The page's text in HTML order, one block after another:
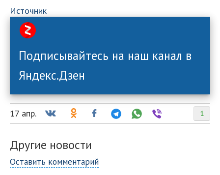
Источник
Подписывайтесь на наш канал в
Яндекс.Дзен
1
17 апр.
Другие новости
Оставить комментарий